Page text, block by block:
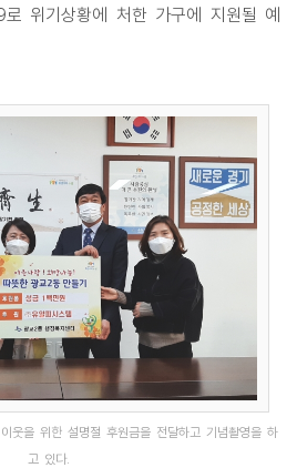
로 위기상황에 처한 가구에 지원될 예
웃을 위한 설명절 후원금을 전달하고 기념촬영을 하
고 있다.